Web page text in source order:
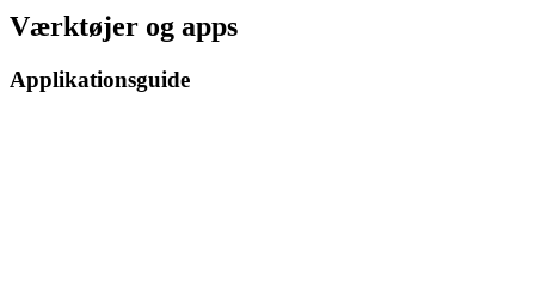
Værktøjer og apps
Applikationsguide